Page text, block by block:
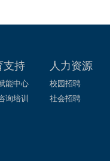
支持
能中心
询培训
人力资源
校园招聘
社会招聘